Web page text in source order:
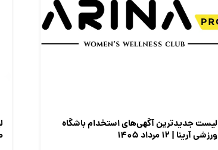
لیست جدیدترین آگهی‌های استخدام باشگاه
ورزشی آرینا | ۱۲ مرداد ۱۴۰۵